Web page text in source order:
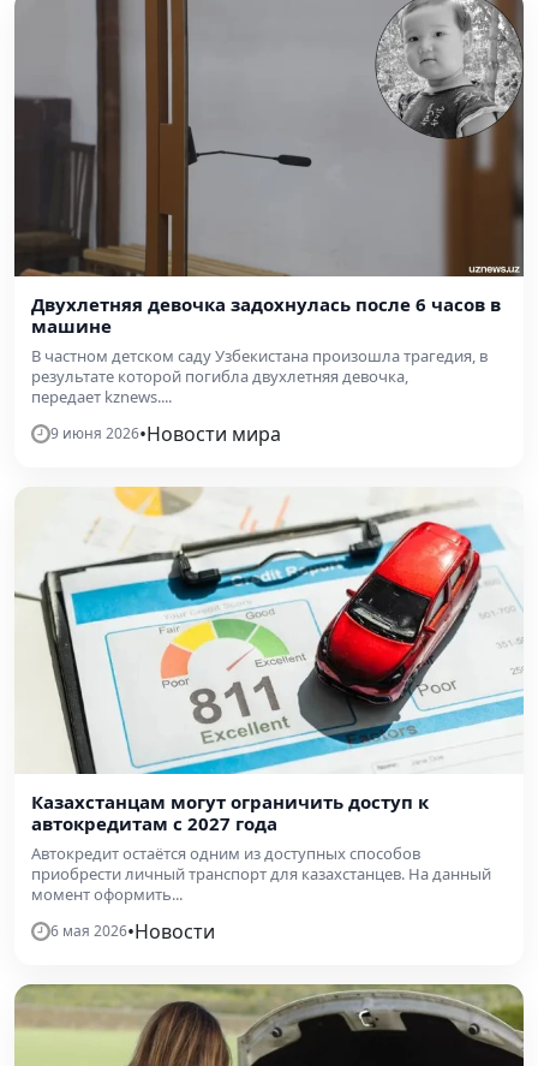
Двухлетняя девочка задохнулась после 6 часов в
машине
В частном детском саду Узбекистана произошла трагедия, в
результате которой погибла двухлетняя девочка,
передает kznews....
9 июня 2026•Новости мира
Казахстанцам могут ограничить доступ к
автокредитам с 2027 года
Автокредит остаётся одним из доступных способов
приобрести личный транспорт для казахстанцев. На данный
момент оформить...
6 мая 2026•Новости